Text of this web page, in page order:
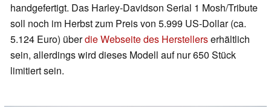
handgefertigt. Das Harley-Davidson Serial 1 Mosh/Tribute
soll noch im Herbst zum Preis von 5.999 US-Dollar (ca.
5.124 Euro) überdie Webseite des Herstellerserhältlich
sein, allerdings wird dieses Modell auf nur 650 Stück
limitiert sein.